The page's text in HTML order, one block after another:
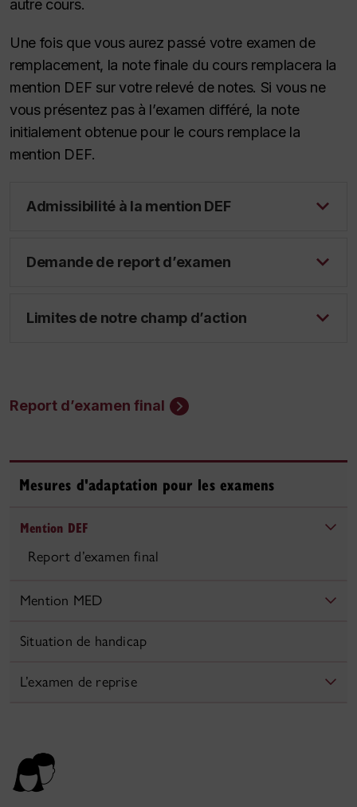
autre cours.
Une fois que vous aurez passé votre examen de
remplacement, la note finale du cours remplacera la
mention DEF sur votre relevé de notes. Si vous ne
vous présentez pas à l’examen différé, la note
initialement obtenue pour le cours remplace la
mention DEF.
Admissibilité à la mention DEF
Demande de report d’examen
Limites de notre champ d’action
Report d’examen final
Mesures d'adaptation pour les examens
Mention DEF
Report d’examen final
Mention MED
Situation de handicap
L’examen de reprise